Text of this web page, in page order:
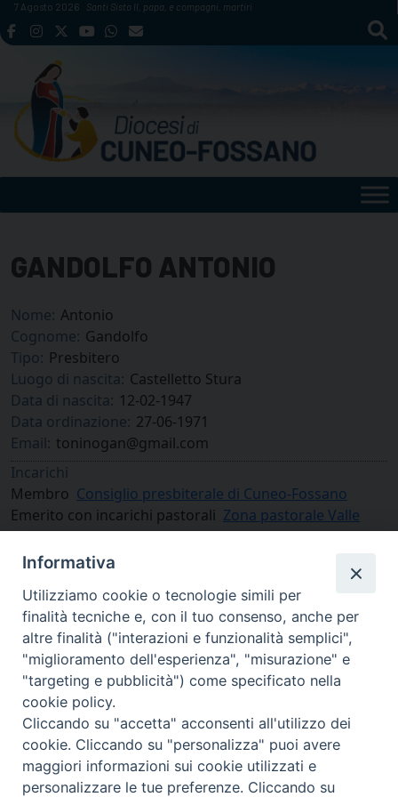
Skip
to
7 Agosto 2026 Santi Sisto II, papa, e compagni, martiri
GANDOLFO ANTONIO
Nome: Antonio
Cognome: Gandolfo
Tipo: Presbitero
Luogo di nascita: Castelletto Stura
Data di nascita: 12-02-1947
Data ordinazione: 27-06-1971
Email: toninogan@gmail.com
Incarichi
Membro Consiglio presbiterale di Cuneo-Fossano
Emerito con incarichi pastorali Zona pastorale Valle
Grana
via Amedeo Rossi, 28 - 12100 Cuneo
segreteriagenerale@diocesicuneofossano.it
Informativa
Utilizziamo cookie o tecnologie simili per
finalità tecniche e, con il tuo consenso, anche per
altre finalità ("interazioni e funzionalità semplici",
"miglioramento dell'esperienza", "misurazione" e
"targeting e pubblicità") come specificato nella
cookie policy.
Cliccando su "accetta" acconsenti all'utilizzo dei
cookie. Cliccando su "personalizza" puoi avere
maggiori informazioni sui cookie utilizzati e
personalizzare le tue preferenze. Cliccando su